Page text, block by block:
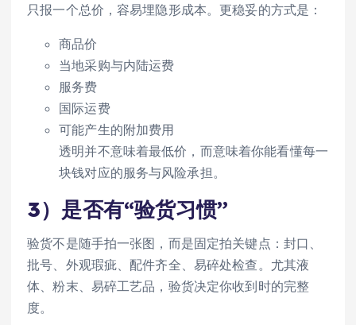
只报一个总价，容易埋隐形成本。更稳妥的方式是：
商品价
当地采购与内陆运费
服务费
国际运费
可能产生的附加费用
透明并不意味着最低价，而意味着你能看懂每一
块钱对应的服务与风险承担。
3）是否有“验货习惯”
验货不是随手拍一张图，而是固定拍关键点：封口、
批号、外观瑕疵、配件齐全、易碎处检查。尤其液
体、粉末、易碎工艺品，验货决定你收到时的完整
度。